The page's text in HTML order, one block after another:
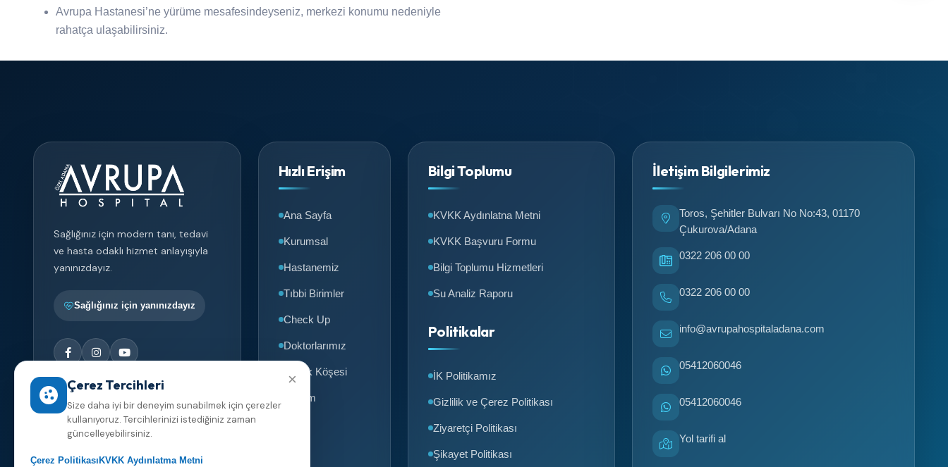
Avrupa Hastanesi’ne yürüme mesafesindeyseniz, merkezi konumu nedeniyle
rahatça ulaşabilirsiniz.
Sağlığınız için modern tanı, tedavi
ve hasta odaklı hizmet anlayışıyla
yanınızdayız.
Sağlığınız için yanınızdayız
Hızlı Erişim
Ana Sayfa
Kurumsal
Hastanemiz
Tıbbi Birimler
Check Up
Doktorlarımız
Sağlık Köşesi
İletişim
Bilgi Toplumu
KVKK Aydınlatna Metni
KVKK Başvuru Formu
Bilgi Toplumu Hizmetleri
Su Analiz Raporu
Politikalar
İK Politikamız
Gizlilik ve Çerez Politikası
Ziyaretçi Politikası
Şikayet Politikası
İletişim Bilgilerimiz
Toros, Şehitler Bulvarı No No:43, 01170
Çukurova/Adana
0322 206 00 00
0322 206 00 00
info@avrupahospitaladana.com
05412060046
05412060046
Yol tarifi al
×
Çerez Tercihleri
Size daha iyi bir deneyim sunabilmek için çerezler
kullanıyoruz. Tercihlerinizi istediğiniz zaman
güncelleyebilirsiniz.
Çerez Politikası KVKK Aydınlatma Metni